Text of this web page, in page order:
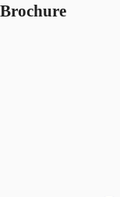
Brochure